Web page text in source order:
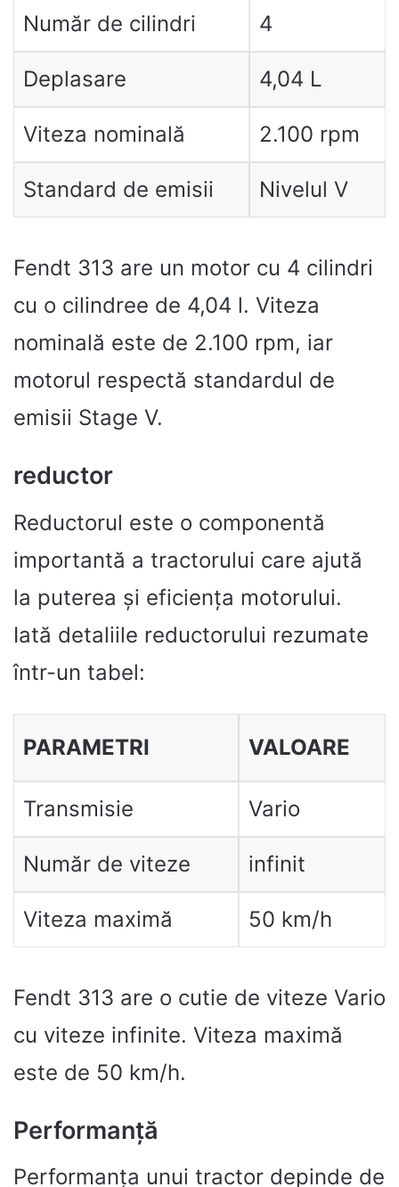
Număr de cilindri 4
Deplasare 4,04 L
Viteza nominală 2.100 rpm
Standard de emisii Nivelul V
Fendt 313 are un motor cu 4 cilindri
cu o cilindree de 4,04 l. Viteza
nominală este de 2.100 rpm, iar
motorul respectă standardul de
emisii Stage V.
reductor
Reductorul este o componentă
importantă a tractorului care ajută
la puterea și eficiența motorului.
Iată detaliile reductorului rezumate
într-un tabel:
PARAMETRI VALOARE
Transmisie Vario
Număr de viteze infinit
Viteza maximă 50 km/h
Fendt 313 are o cutie de viteze Vario
cu viteze infinite. Viteza maximă
este de 50 km/h.
Performanță
Performanța unui tractor depinde de